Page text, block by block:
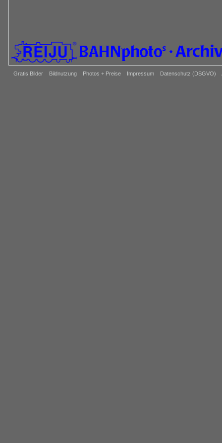
Gratis Bilder Bildnutzung Photos + Preise Impressum Datenschutz (DSGVO)